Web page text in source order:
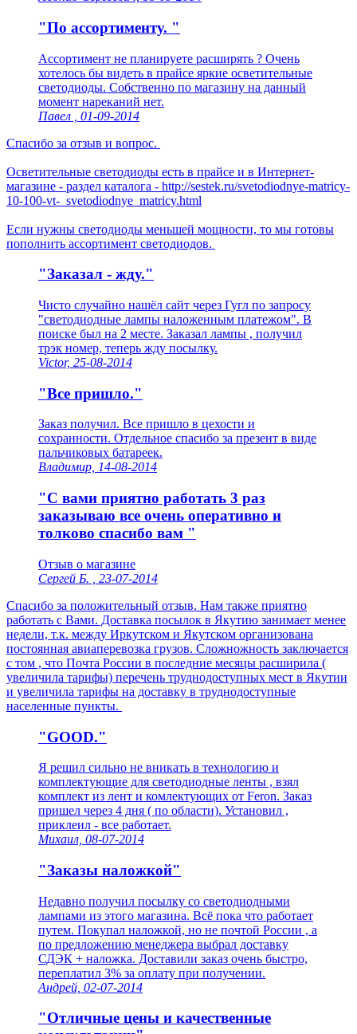
"По ассортименту. "
Ассортимент не планируете расширять ? Очень
хотелось бы видеть в прайсе яркие осветительные
светодиоды. Собственно по магазину на данный
момент нареканий нет.
Павел , 01-09-2014
Спасибо за отзыв и вопрос.
Осветительные светодиоды есть в прайсе и в Интернет-
магазине - раздел каталога - http://sestek.ru/svetodiodnye-matricy-
10-100-vt-_svetodiodnye_matricy.html
Если нужны светодиоды меньшей мощности, то мы готовы
пополнить ассортимент светодиодов.
"Заказал - жду."
Чисто случайно нашёл сайт через Гугл по запросу
"светодиодные лампы наложенным платежом". В
поиске был на 2 месте. Заказал лампы , получил
трэк номер, теперь жду посылку.
Victor, 25-08-2014
"Все пришло."
Заказ получил. Все пришло в цехости и
сохранности. Отдельное спасибо за презент в виде
пальчиковых батареек.
Владимир, 14-08-2014
"С вами приятно работать 3 раз
заказываю все очень оперативно и
толково спасибо вам "
Отзыв о магазине
Сергей Б. , 23-07-2014
Спасибо за положительный отзыв. Нам также приятно
работать с Вами. Доставка посылок в Якутию занимает менее
недели, т.к. между Иркутском и Якутском организована
постоянная авиаперевозка грузов. Сложножность заключается
с том , что Почта России в последние месяцы расширила (
увеличила тарифы) перечень труднодоступных мест в Якутии
и увеличила тарифы на доставку в труднодоступные
населенные пункты.
"GOOD."
Я решил сильно не вникать в технологию и
комплектующие для светодиодные ленты , взял
комплект из лент и комлектующих от Feron. Заказ
пришел через 4 дня ( по области). Установил ,
приклеил - все работает.
Михаил, 08-07-2014
"Заказы наложкой"
Недавно получил посылку со светодиодными
лампами из этого магазина. Всё пока что работает
путем. Покупал наложкой, но не почтой России , а
по предложению менеджера выбрал доставку
СДЭК + наложка. Доставили заказ очень быстро,
переплатил 3% за оплату при получении.
Андрей, 02-07-2014
"Отличные цены и качественные